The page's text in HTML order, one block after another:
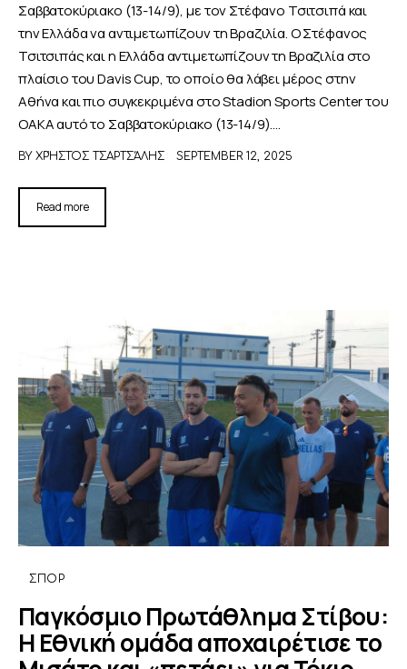
Σαββατοκύριακο (13-14/9), με τον Στέφανο Τσιτσιπά και
την Ελλάδα να αντιμετωπίζουν τη Βραζιλία. Ο Στέφανος
Τσιτσιπάς και η Ελλάδα αντιμετωπίζουν τη Βραζιλία στο
πλαίσιο του Davis Cup, το οποίο θα λάβει μέρος στην
Αθήνα και πιο συγκεκριμένα στο Stadion Sports Center του
ΟΑΚΑ αυτό το Σαββατοκύριακο (13-14/9).…
BY ΧΡΉΣΤΟΣ ΤΣΑΡΤΣΆΛΗΣ SEPTEMBER 12, 2025
Read more
ΣΠΟΡ
Παγκόσμιο Πρωτάθλημα Στίβου:
H Εθνική ομάδα αποχαιρέτισε το